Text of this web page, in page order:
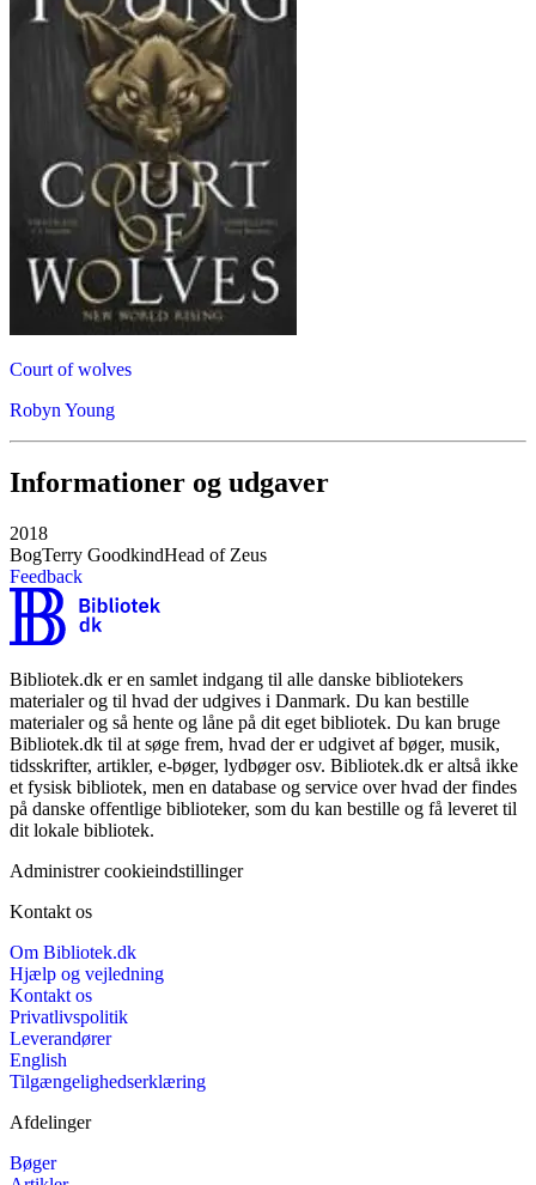
Court of wolves
Robyn Young
Informationer og udgaver
2018
BogTerry GoodkindHead of Zeus
Feedback
Bibliotek.dk er en samlet indgang til alle danske bibliotekers
materialer og til hvad der udgives i Danmark. Du kan bestille
materialer og så hente og låne på dit eget bibliotek. Du kan bruge
Bibliotek.dk til at søge frem, hvad der er udgivet af bøger, musik,
tidsskrifter, artikler, e-bøger, lydbøger osv. Bibliotek.dk er altså ikke
et fysisk bibliotek, men en database og service over hvad der findes
på danske offentlige biblioteker, som du kan bestille og få leveret til
dit lokale bibliotek.
Administrer cookieindstillinger
Kontakt os
Om Bibliotek.dk
Hjælp og vejledning
Kontakt os
Privatlivspolitik
Leverandører
English
Tilgængelighedserklæring
Afdelinger
Bøger